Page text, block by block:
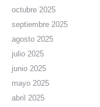
octubre 2025
septiembre 2025
agosto 2025
julio 2025
junio 2025
mayo 2025
abril 2025